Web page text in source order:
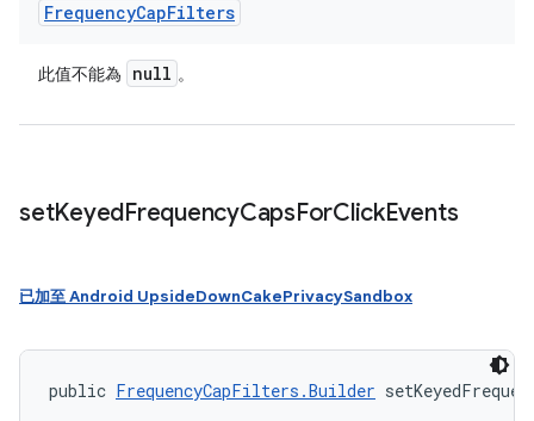
FrequencyCapFilters
此值不能為 null 。
setKeyedFrequencyCapsForClickEvents
已加至 Android UpsideDownCakePrivacySandbox
public FrequencyCapFilters.Builder